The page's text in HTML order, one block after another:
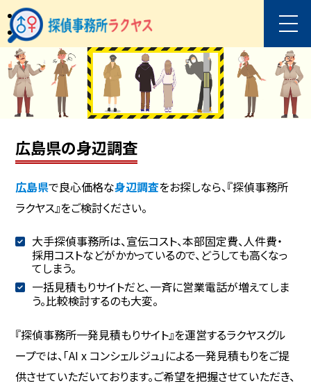
広島県の身辺調査
広島県で良心価格な身辺調査をお探しなら、『探偵事務所
ラクヤス』をご検討ください。
大手探偵事務所は、宣伝コスト、本部固定費、人件費・
採用コストなどがかかっているので、どうしても高くなっ
てしまう。
一括見積もりサイトだと、一斉に営業電話が増えてしま
う。比較検討するのも大変。
『探偵事務所一発見積もりサイト』を運営するラクヤスグル
ープでは、「AI x コンシェルジュ」による一発見積もりをご提
供させていただいております。ご希望を把握させていただき、